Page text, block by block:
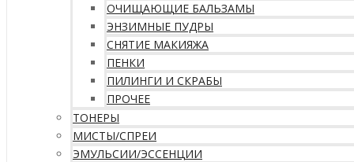
ОЧИЩАЮЩИЕ БАЛЬЗАМЫ
ЭНЗИМНЫЕ ПУДРЫ
СНЯТИЕ МАКИЯЖА
ПЕНКИ
ПИЛИНГИ И СКРАБЫ
ПРОЧЕЕ
ТОНЕРЫ
МИСТЫ/СПРЕИ
ЭМУЛЬСИИ/ЭССЕНЦИИ